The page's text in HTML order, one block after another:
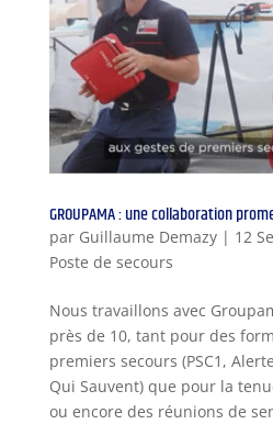
GROUPAMA : une collaboration
par Guillaume Demazy| 12
Poste de secours
Nous travaillons avec
près de 10, tant pour des
premiers secours (PSC1,
Qui Sauvent) que pour la
ou encore des réunions de